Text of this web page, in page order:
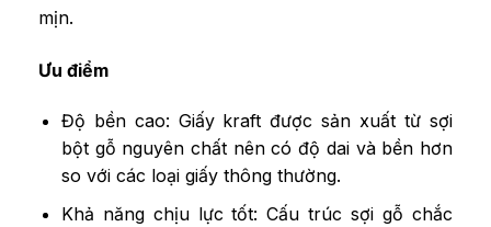
mịn.
Ưu điểm
Độ bền cao: Giấy kraft được sản xuất từ sợi
bột gỗ nguyên chất nên có độ dai và bền hơn
so với các loại giấy thông thường.
Khả năng chịu lực tốt: Cấu trúc sợi gỗ chắc